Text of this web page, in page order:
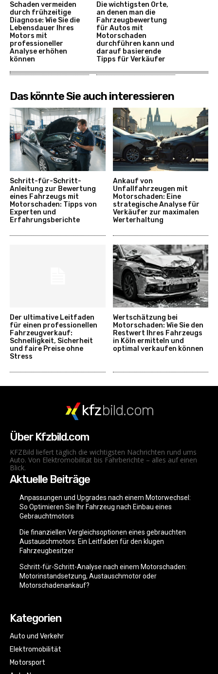
Schaden vermeiden
durch frühzeitige
Diagnose: Wie Sie die
Lebensdauer Ihres
Motors mit
professioneller
Analyse erhöhen
können
Die wichtigsten Orte,
an denen man die
Fahrzeugbewertung
für Autos mit
Motorschaden
durchführen kann und
darauf basierende
Tipps für Verkäufer
Das könnte Sie auch interessieren
Schritt-für-Schritt-
Anleitung zur Bewertung
eines Fahrzeugs mit
Motorschaden: Tipps von
Experten und
Erfahrungsberichte
Ankauf von
Unfallfahrzeugen mit
Motorschaden: Eine
strategische Analyse für
Verkäufer zur maximalen
Werterhaltung
Der ultimative Leitfaden
für einen professionellen
Fahrzeugverkauf:
Schnelligkeit, Sicherheit
und faire Preise ohne
Stress
Wertschätzung bei
Motorschaden: Wie Sie den
Restwert Ihres Fahrzeugs
in Köln ermitteln und
optimal verkaufen können
kfzbild.com
Über Kfzbild.com
KFZBild liefert täglich die wichtigsten Nachrichten rund ums
Auto. Von Elektromobilität bis Fahrberichte – alles auf einen
Blick.
Aktuelle Beiträge
Anpassungen und Upgrades nach einem Motorwechsel:
So Optimieren Sie Ihr Fahrzeug nach Einbau eines
Gebrauchtmotors
Die finanziellen Vergleichsoptionen eines gebrauchten
Austauschmotors: Ein Leitfaden für den klugen
Fahrzeugbesitzer
Schritt-für-Schritt-Analyse nach einem Motorschaden:
Motorinstandsetzung, Austauschmotor oder
Motorschadenankauf?
Kategorien
Auto und Verkehr
Elektromobilität
Motorsport